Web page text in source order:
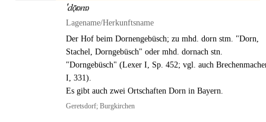
Lagename/Herkunftsname
Der Hof beim Dornengebüsch; zu mhd. dorn stm. "Dorn,
Stachel, Dorngebüsch" oder mhd. dornach stn.
"Dorngebüsch" (Lexer I, Sp. 452; vgl. auch
I, 331).
Es gibt auch zwei Ortschaften Dorn in Bayern.
Geretsdorf; Burgkirchen